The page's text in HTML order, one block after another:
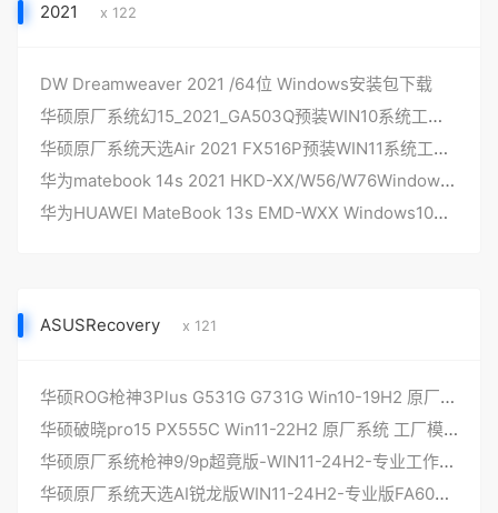
2021 x 122
DW Dreamweaver 2021 /64位 Windows安装包下载
华硕原厂系统幻15_2021_GA503Q预装WIN10系统工厂灌机带ASUSRecovery恢复功能
华硕原厂系统天选Air 2021 FX516P预装WIN11系统工厂灌机带ASUSRecovery恢复功能
华为matebook 14s 2021 HKD-XX/W56/W76Windows10原厂系统带F10智能还原
华为HUAWEI MateBook 13s EMD-WXX Windows10原版系统 工厂模式 安装自动创建F10智能还原
ASUSRecovery x 121
华硕ROG枪神3Plus G531G G731G Win10-19H2 原厂系统 工厂模式带F12 ASUSRecovery一键恢复功能
华硕破晓pro15 PX555C Win11-22H2 原厂系统 工厂模式带F12 ASUSRecovery一键恢复功能
华硕原厂系统枪神9/9p超竟版-WIN11-24H2-专业工作站版版本工厂罐装模式带F12-ASUSRecovery恢复功能
华硕原厂系统天选AI锐龙版WIN11-24H2-专业版FA608W/FA808W工厂罐装模式带ASUSRecovery恢复功能